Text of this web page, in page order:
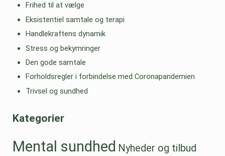
Frihed til at vælge
Eksistentiel samtale og terapi
Handlekraftens dynamik
Stress og bekymringer
Den gode samtale
Forholdsregler i forbindelse med Coronapandemien
Trivsel og sundhed
Kategorier
Mental sundhed Nyheder og tilbud